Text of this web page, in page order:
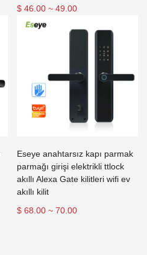
$ 46.00 ~ 49.00
Eseye anahtarsız kapı parmak
parmağı girişi elektrikli ttlock
akıllı Alexa Gate kilitleri wifi ev
akıllı kilit
$ 68.00 ~ 70.00